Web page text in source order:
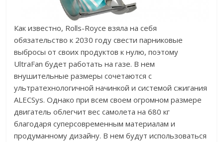
Как известно, Rolls-Royce взяла на себя
обязательство к 2030 году свести парниковые
выбросы от своих продуктов к нулю, поэтому
UltraFan будет работать на газе. В нем
внушительные размеры сочетаются с
ультратехнологичной начинкой и системой сжигания
ALECSys. Однако при всем своем огромном размере
двигатель облегчит вес самолета на 680 кг
благодаря суперсовременным материалам и
продуманному дизайну. В нем будут использоваться